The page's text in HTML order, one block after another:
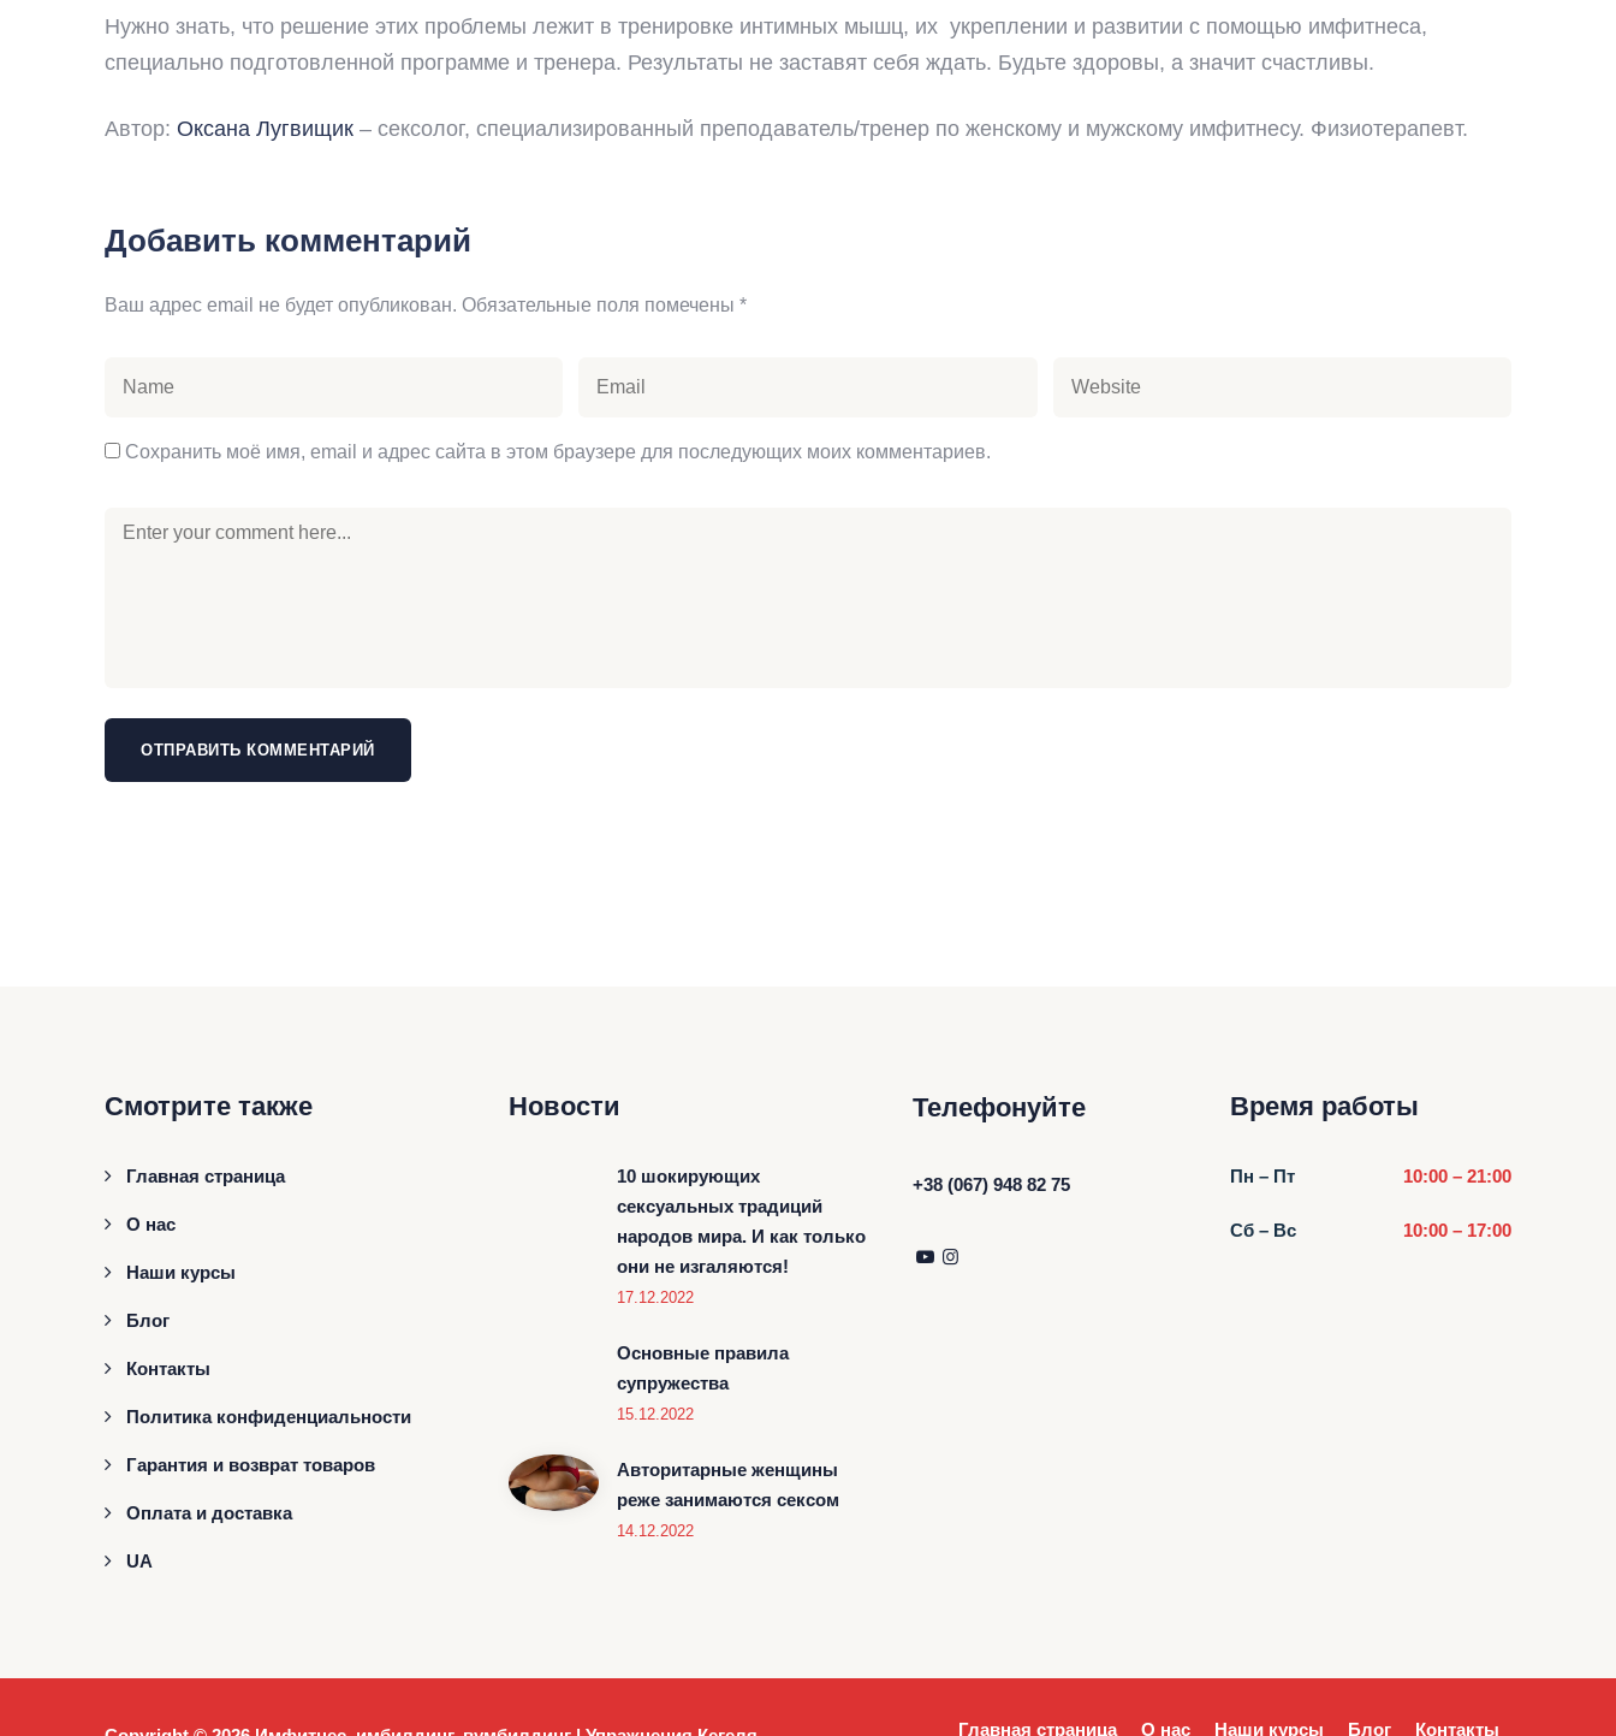
Нужно знать, что решение этих проблемы лежит в тренировке интимных мышц, их укреплении и развитии с помощью имфитнеса,
специально подготовленной программе и тренера. Результаты не заставят себя ждать. Будьте здоровы, а значит счастливы.
Автор: Оксана Лугвищик – сексолог, специализированный преподаватель/тренер по женскому и мужскому имфитнесу. Физиотерапевт.
Добавить комментарий
Ваш адрес email не будет опубликован. Обязательные поля помечены *
Сохранить моё имя, email и адрес сайта в этом браузере для последующих моих комментариев.
Смотрите также
Главная страница
О нас
Наши курсы
Блог
Контакты
Политика конфиденциальности
Гарантия и возврат товаров
Оплата и доставка
UA
Новости
10 шокирующих
сексуальных традиций
народов мира. И как только
они не изгаляются!
17.12.2022
Основные правила
супружества
15.12.2022
Авторитарные женщины
реже занимаются сексом
14.12.2022
Телефонуйте
+38 (067) 948 82 75
Время работы
Пн – Пт 10:00 – 21:00
Сб – Вс 10:00 – 17:00
Главная страница О нас Наши курсы Блог Контакты